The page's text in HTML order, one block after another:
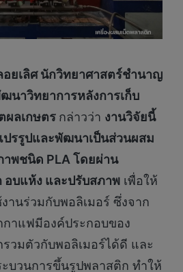
ยเลิศ นักวิทยาศาสตร์ชำนาญ
นาวิทยาการหลังการเก็บ
ผลเกษตร กล่าวว่า งานวิจัยนี้
รรูปและพัฒนาเป็นส่วนผสม
พชนิด PLA โดยผ่าน
อบแห้ง และปรับสภาพ เพื่อให้
านร่วมกับพอลิเมอร์ ซึ่งจาก
าแฟมีองค์ประกอบของ
วมตัวกับพอลิเมอร์ได้ดี และ
วนการขึ้นรูปพลาสติก ทำให้